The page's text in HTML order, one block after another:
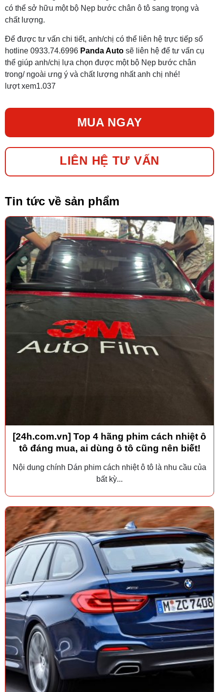
có thể sở hữu một bộ Nẹp bước chân ô tô sang trọng và
chất lượng.
Để được tư vấn chi tiết, anh/chị có thể liên hệ trực tiếp số
hotline 0933.74.6996 Panda Auto sẽ liên hệ để tư vấn cụ
thể giúp anh/chị lựa chọn được một bộ Nẹp bước chân
trong/ ngoài ưng ý và chất lượng nhất anh chị nhé!
lượt xem1.037
MUA NGAY
LIÊN HỆ TƯ VẤN
Tin tức về sản phẩm
[24h.com.vn] Top 4 hãng phim cách nhiệt ô
tô đáng mua, ai dùng ô tô cũng nên biết!
Nội dung chính Dán phim cách nhiệt ô tô là nhu cầu của
bất kỳ...